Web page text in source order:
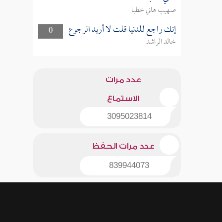
صهيب هاني خطبا
0
إنك راجع للدنيا قلت لا أريد الرجوع
خالد الراشد
عدد مرات
الاستماع
3095023814
عدد مرات الحفظ
839944073